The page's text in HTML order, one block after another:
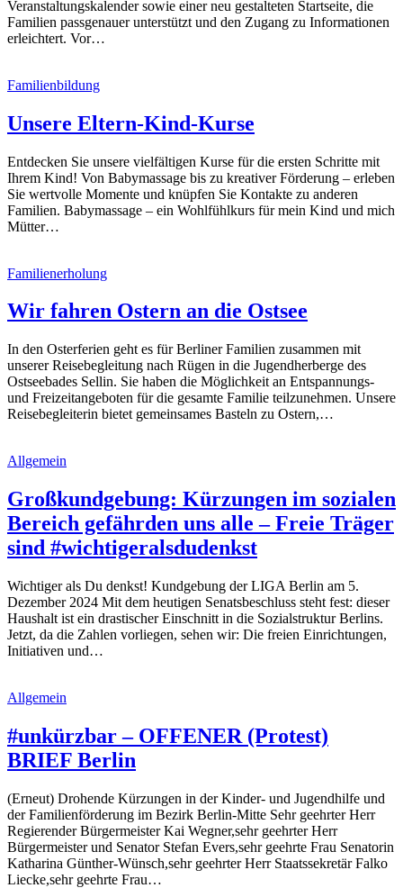
Veranstaltungskalender sowie einer neu gestalteten Startseite, die
Familien passgenauer unterstützt und den Zugang zu Informationen
erleichtert. Vor…
Familienbildung
Unsere Eltern-Kind-Kurse
Entdecken Sie unsere vielfältigen Kurse für die ersten Schritte mit
Ihrem Kind! Von Babymassage bis zu kreativer Förderung – erleben
Sie wertvolle Momente und knüpfen Sie Kontakte zu anderen
Familien. Babymassage – ein Wohlfühlkurs für mein Kind und mich
Mütter…
Familienerholung
Wir fahren Ostern an die Ostsee
In den Osterferien geht es für Berliner Familien zusammen mit
unserer Reisebegleitung nach Rügen in die Jugendherberge des
Ostseebades Sellin. Sie haben die Möglichkeit an Entspannungs-
und Freizeitangeboten für die gesamte Familie teilzunehmen. Unsere
Reisebegleiterin bietet gemeinsames Basteln zu Ostern,…
Allgemein
Großkundgebung: Kürzungen im sozialen
Bereich gefährden uns alle – Freie Träger
sind #wichtigeralsdudenkst
Wichtiger als Du denkst! Kundgebung der LIGA Berlin am 5.
Dezember 2024 Mit dem heutigen Senatsbeschluss steht fest: dieser
Haushalt ist ein drastischer Einschnitt in die Sozialstruktur Berlins.
Jetzt, da die Zahlen vorliegen, sehen wir: Die freien Einrichtungen,
Initiativen und…
Allgemein
#unkürzbar – OFFENER (Protest)
BRIEF Berlin
(Erneut) Drohende Kürzungen in der Kinder- und Jugendhilfe und
der Familienförderung im Bezirk Berlin-Mitte Sehr geehrter Herr
Regierender Bürgermeister Kai Wegner,sehr geehrter Herr
Bürgermeister und Senator Stefan Evers,sehr geehrte Frau Senatorin
Katharina Günther-Wünsch,sehr geehrter Herr Staatssekretär Falko
Liecke,sehr geehrte Frau…